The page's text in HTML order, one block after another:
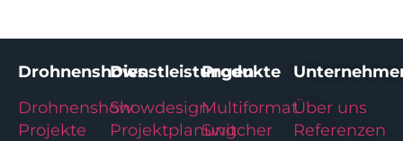
Drohnenshows
Drohnenshow
Projekte
Dienstleistungen
Showdesign
Projektplanung
Produkte
Multiformat
Switcher
Über uns
Referenzen